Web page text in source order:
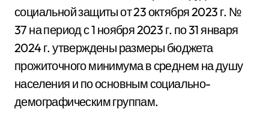
социальной защиты от 23 октября 2023 г. №
37 на период с 1 ноября 2023 г. по 31 января
2024 г. утверждены размеры бюджета
прожиточного минимума в среднем на душу
населения и по основным социально-
демографическим группам.